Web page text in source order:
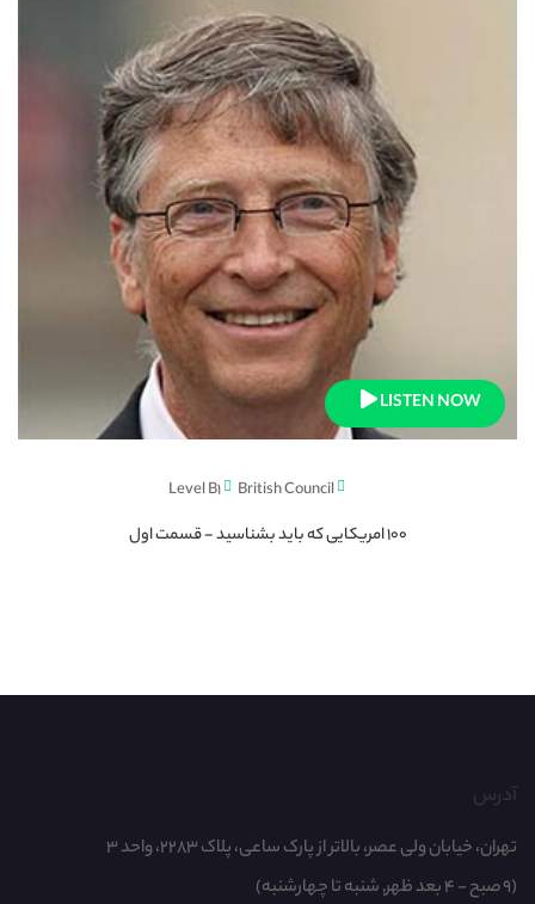
LISTEN NOW
British Council
Level B1
100 امریکایی که باید بشناسید - قسمت اول
آدرس
تهران، خیابان ولی عصر، بالاتر از پارک ساعی، پلاک 2283، واحد 3
(9 صبح - 4 بعد ظهر, شنبه تا چهارشنبه)